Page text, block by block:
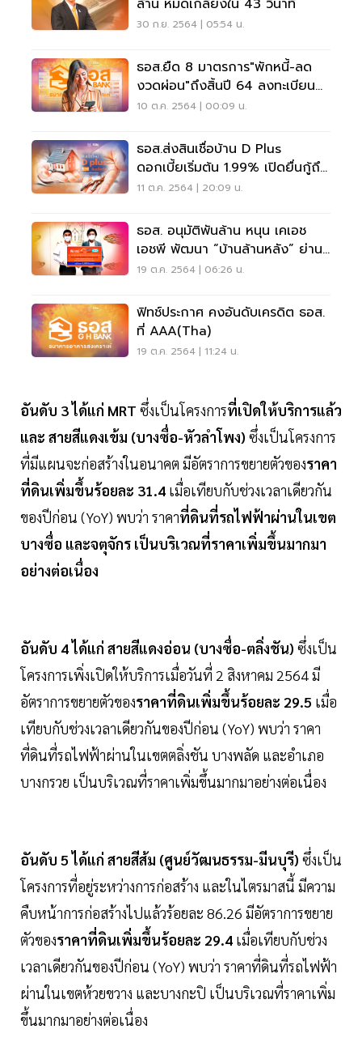
ล้าน หมดเกลี้ยงใน 43 วินาที
30 ก.ย. 2564 | 05:54 น.
ธอส.ยืด 8 มาตรการ"พักหนี้-ลด
งวดผ่อน"ถึงสิ้นปี 64 ลงทะเบียน
ภายใน 29 ต.ค.นี้
10 ต.ค. 2564 | 00:09 น.
ธอส.ส่งสินเชื่อบ้าน D Plus
ดอกเบี้ยเริ่มต้น 1.99% เปิดยื่นกู้ถึง
30 ธ.ค.นี้
11 ต.ค. 2564 | 20:09 น.
ธอส. อนุมัติพันล้าน หนุน เคเอช
เอชพี พัฒนา “บ้านล้านหลัง” ย่าน
นนทบุรี
19 ต.ค. 2564 | 06:26 น.
ฟิทช์ประกาศ คงอันดับเครดิต ธอส.
ที่ AAA(tha)
19 ต.ค. 2564 | 11:24 น.
อันดับ 3 ได้แก่ MRT ซึ่งเป็นโครงการที่เปิดให้บริการแล้ว
และ สายสีแดงเข้ม (บางซื่อ-หัวลำโพง) ซึ่งเป็นโครงการ
ที่มีแผนจะก่อสร้างในอนาคต มีอัตราการขยายตัวของราคา
ที่ดินเพิ่มขึ้นร้อยละ 31.4 เมื่อเทียบกับช่วงเวลาเดียวกัน
ของปีก่อน (YoY) พบว่า ราคาที่ดินที่รถไฟฟ้าผ่านในเขต
บางซื่อ และจตุจักร เป็นบริเวณที่ราคาเพิ่มขึ้นมากมา
อย่างต่อเนื่อง
อันดับ 4 ได้แก่ สายสีแดงอ่อน (บางซื่อ-ตลิ่งชัน) ซึ่งเป็น
โครงการเพิ่งเปิดให้บริการเมื่อวันที่ 2 สิงหาคม 2564 มี
อัตราการขยายตัวของราคาที่ดินเพิ่มขึ้นร้อยละ 29.5 เมื่อ
เทียบกับช่วงเวลาเดียวกันของปีก่อน (YoY) พบว่า ราคา
ที่ดินที่รถไฟฟ้าผ่านในเขตตลิ่งชัน บางพลัด และอำเภอ
บางกรวย เป็นบริเวณที่ราคาเพิ่มขึ้นมากมาอย่างต่อเนื่อง
อันดับ 5 ได้แก่ สายสีส้ม (ศูนย์วัฒนธรรม-มีนบุรี) ซึ่งเป็น
โครงการที่อยู่ระหว่างการก่อสร้าง และในไตรมาสนี้ มีความ
คืบหน้าการก่อสร้างไปแล้วร้อยละ 86.26 มีอัตราการขยาย
ตัวของราคาที่ดินเพิ่มขึ้นร้อยละ 29.4 เมื่อเทียบกับช่วง
เวลาเดียวกันของปีก่อน (YoY) พบว่า ราคาที่ดินที่รถไฟฟ้า
ผ่านในเขตห้วยขวาง และบางกะปิ เป็นบริเวณที่ราคาเพิ่ม
ขึ้นมากมาอย่างต่อเนื่อง